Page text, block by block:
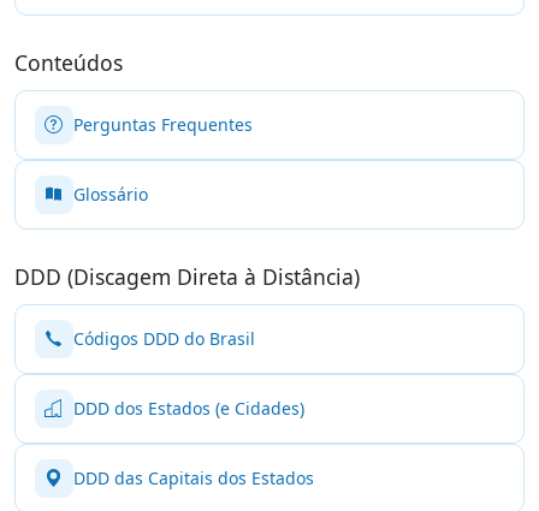
Conteúdos
Perguntas Frequentes
Glossário
DDD (Discagem Direta à Distância)
Códigos DDD do Brasil
DDD dos Estados (e Cidades)
DDD das Capitais dos Estados